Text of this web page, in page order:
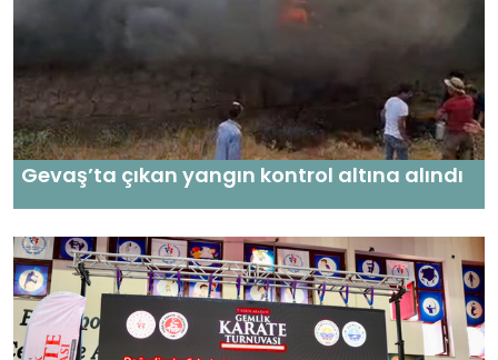
Gevaş’ta çıkan yangın kontrol altına alındı